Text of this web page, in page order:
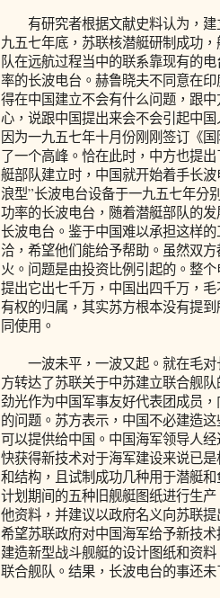
有研究者根据文献史料认为，建
九五七年底，苏联核潜艇研制成功
队在远航过程当中的联系靠现有的
率的长波电台。赫鲁晓夫不同意在
得在中国建立不会有什么问题，跟
心，说跟中国提出来会不会引起中
因为一九五七年十月份刚刚签订《
了一个高峰。恰在此时，中方也提
艇部队建立时，中国就开始着手长
浪型”长波电台设备于一九五七年分
功率的长波电台，随着潜艇部队的
长波电台。鉴于中国难以承担这样
洽，希望他们能给予帮助。虽然双
火。问题是由投资比例引起的。整
提出它出七千万，中国出四千万，
有权的归属，其实苏方根本没有提
同使用。
一波未平，一波又起。就在毛对
方转达了苏联关于中苏建立联合舰
劲光作为中国军事友好代表团成员
的问题。苏方表示，中国不必建造
可以提供给中国。中国海军领导人
快获得新技术对于海军建设来说已
和结构，且试制成功几种用于潜艇
计划期间的五种旧舰艇图纸进行生
他资料，并建议以政府名义向苏联
希望苏联政府对中国海军给予新技
建造新型战斗舰艇的设计图纸和资
联合舰队。结果，长波电台的事还